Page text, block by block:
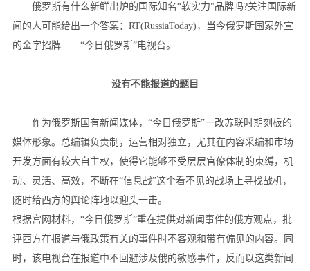
俄罗斯有什么新鲜出炉的国际知名“软实力"品牌吗?关注国际新
闻的人可能给出一个答案：RT(RussiaToday)，当今俄罗斯国家外宣
的金字招牌——“今日俄罗斯”电视台。
没有不能报道的题目
作为俄罗斯国有新闻媒体，“今日俄罗斯”一改苏联时期刻板的
媒体形象。总编辑负责制，运营相对独立，尤其在内容采编和市场
开发方面有较大自主权，使得它能够不受层层官僚体制的束缚，机
动、灵活、高效，不断在“信息战”这个看不见的战场上寻找战机，
随时给西方的舆论阵地以迎头一击。
根据宫网材料，“今日俄罗斯”重在提供对新闻事件的俄方观点，批
评西方在报道与俄政策有关的事件时不客观和带有偏见的内容。同
时，该电视台在报道中不回避涉及俄的敏感事件，反而以这类新闻